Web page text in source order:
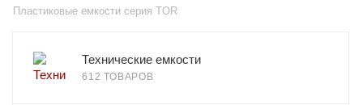
Пластиковые емкости серия TOR
Технические емкости
612 ТОВАРОВ